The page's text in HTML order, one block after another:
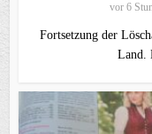
vor 6
Fortsetzung der
Land.